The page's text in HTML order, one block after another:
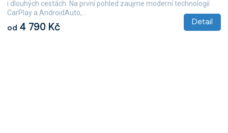
od 4 790 Kč Detail
i dlouhých cestách. Na první pohled zaujme moderní technologií
CarPlay a AndroidAuto,...